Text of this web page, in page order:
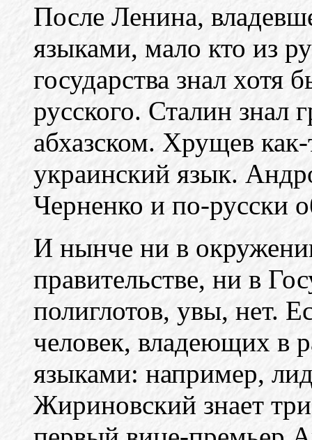
После Ленина,
языками, мало кто из
государства знал хотя
русского. Сталин знал
абхазском. Хрущев
украинский язык.
Черненко и по-русски
И нынче ни в
правительстве, ни в
полиглотов, увы, нет.
человек, владеющих в
языками: например,
Жириновский знает